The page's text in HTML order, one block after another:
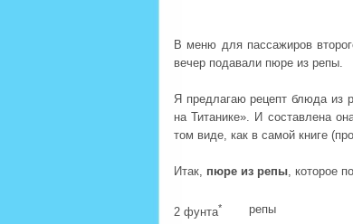
В меню для пассажиров
вечер подавали пюре из репы.
Я предлагаю рецепт блюда из
на Титанике». И составлена
том виде, как в самой книге
Итак, пюре из репы, которое
2 фунта* репы